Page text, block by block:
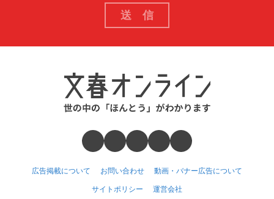
広告掲載について お問い合わせ 動画・バナー広告について
サイトポリシー 運営会社